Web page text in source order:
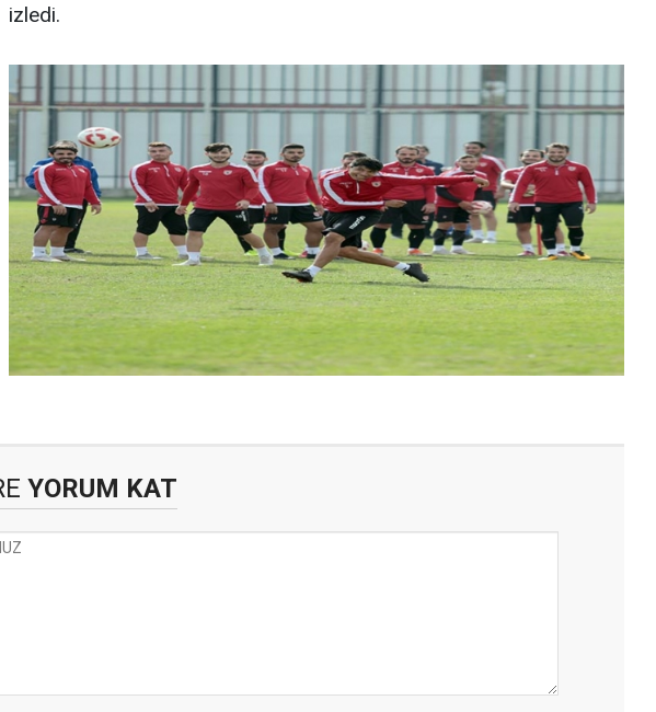
izledi.
YORUM KAT